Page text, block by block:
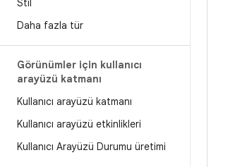
Stil
Daha fazla tür
Görünümler için kullanıcı
arayüzü katmanı
Kullanıcı arayüzü katmanı
Kullanıcı arayüzü etkinlikleri
Kullanıcı Arayüzü Durumu üretimi